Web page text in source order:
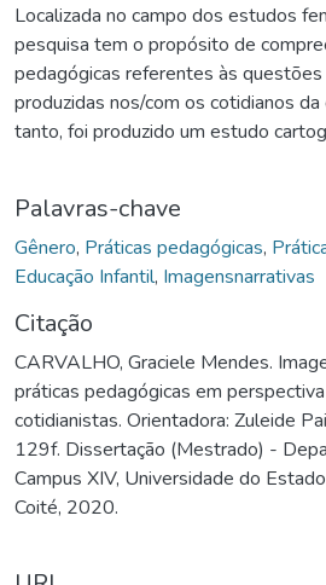
Localizada no campo dos estudos
pesquisa tem o propósito de
pedagógicas referentes às
produzidas nos/com os cotidianos da
tanto, foi produzido um estudo
inspirado pelos objetivos específicos:
saberesfazeres sobre gênero; b)
dentrofora escolar que participam
reproduções das práticas
questões de gênero e, d) produzir
visando (re) criar práticas
gênero. Com abertura aos
de todas as fontes”, “virando de
vida e literatizando à ciência”, as
produzidas foram cartografadas a
Palavras-chave
Gênero, Práticas pedagógicas,
Educação Infantil, Imagensnarrativas
Citação
CARVALHO, Graciele Mendes.
práticas pedagógicas em
cotidianistas. Orientadora: Zuleide
129f. Dissertação (Mestrado) -
Campus XIV, Universidade do
Coité, 2020.